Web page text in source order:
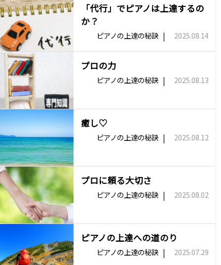
「代行」でピアノは上達するの
か？
ピアノの上達の秘訣 | 2025.08.14
プロの力
ピアノの上達の秘訣 | 2025.08.13
癒し♡
ピアノの上達の秘訣 | 2025.08.12
プロに頼る大切さ
ピアノの上達の秘訣 | 2025.08.02
ピアノの上達への道のり
ピアノの上達の秘訣 | 2025.07.29